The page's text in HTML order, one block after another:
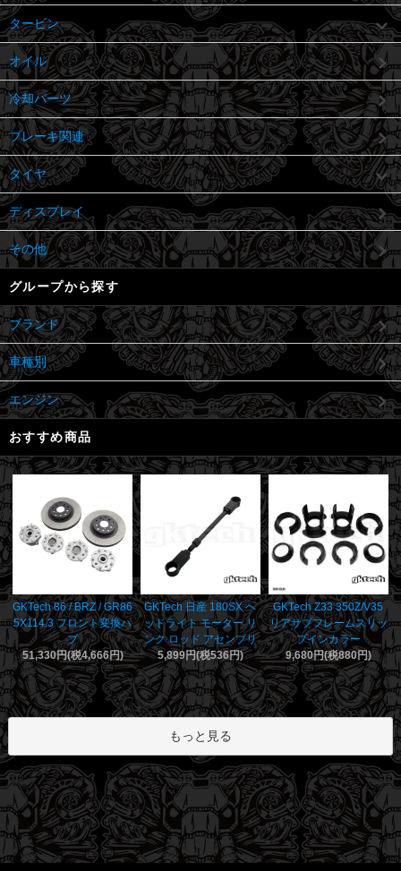
タービン
オイル
冷却パーツ
ブレーキ関連
タイヤ
ディスプレイ
その他
グループから探す
ブランド
車種別
エンジン
おすすめ商品
GKTech 86 / BRZ / GR86
5X114.3 フロント変換ハ
ブ
51,330円(税4,666円)
GKTech 日産 180SX ヘ
ッドライト モーター リ
ンク ロッド アセンブリ
5,899円(税536円)
GKTech Z33 350Z/V35
リアサブフレームスリッ
プインカラー
9,680円(税880円)
もっと見る